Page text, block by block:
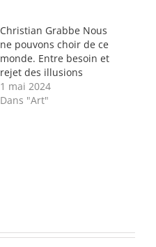
Christian Grabbe Nous
ne pouvons choir de ce
monde. Entre besoin et
rejet des illusions
1 mai 2024
Dans "Art"